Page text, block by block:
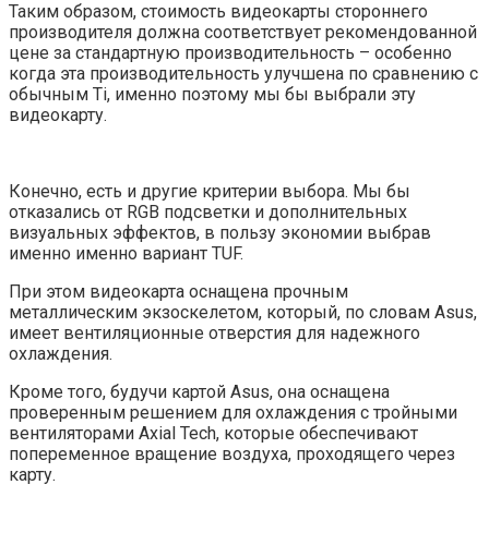
Таким образом, стоимость видеокарты стороннего
производителя должна соответствует рекомендованной
цене за стандартную производительность – особенно
когда эта производительность улучшена по сравнению с
обычным Ti, именно поэтому мы бы выбрали эту
видеокарту.
Конечно, есть и другие критерии выбора. Мы бы
отказались от RGB подсветки и дополнительных
визуальных эффектов, в пользу экономии выбрав
именно именно вариант TUF.
При этом видеокарта оснащена прочным
металлическим экзоскелетом, который, по словам Asus,
имеет вентиляционные отверстия для надежного
охлаждения.
Кроме того, будучи картой Asus, она оснащена
проверенным решением для охлаждения с тройными
вентиляторами Axial Tech, которые обеспечивают
попеременное вращение воздуха, проходящего через
карту.